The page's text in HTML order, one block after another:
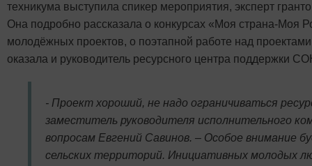
техникума выступила спикер мероприятия, эксперт
Она подробно рассказала о конкурсах «Моя страна-Моя
молодёжных проектов, о поэтапной работе над
оказала и руководитель ресурсного центра
- Проект хороший, не надо ограничиваться
заместитель руководителя исполнительного
вопросам Евгений Савинов. – Особое внимание
сельских территорий. Инициативных молодых